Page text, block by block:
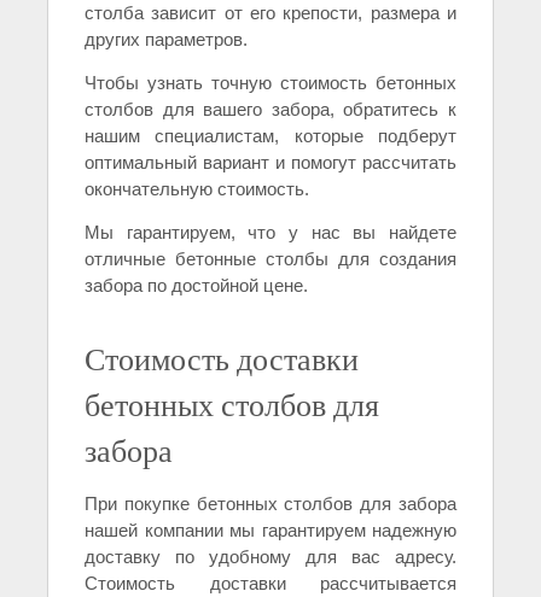
столба зависит от его крепости, размера и
других параметров.
Чтобы узнать точную стоимость бетонных
столбов для вашего забора, обратитесь к
нашим специалистам, которые подберут
оптимальный вариант и помогут рассчитать
окончательную стоимость.
Мы гарантируем, что у нас вы найдете
отличные бетонные столбы для создания
забора по достойной цене.
Стоимость доставки
бетонных столбов для
забора
При покупке бетонных столбов для забора
нашей компании мы гарантируем надежную
доставку по удобному для вас адресу.
Стоимость доставки рассчитывается